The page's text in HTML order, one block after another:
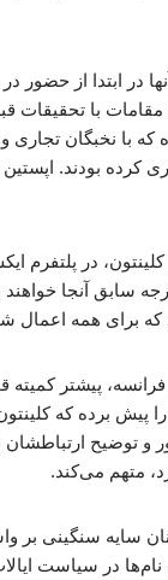
در ابتدا از حضور در
با تحقیقات
که با نخبگان تجاری
کرده بودند.
کلینتون، در پلتفرم
سابق آنجا خواهند
که برای همه اعمال
پیشتر کمیته
پیش برده که
و توضیح ارتباطشان
سایه سنگینی بر
در سیاست